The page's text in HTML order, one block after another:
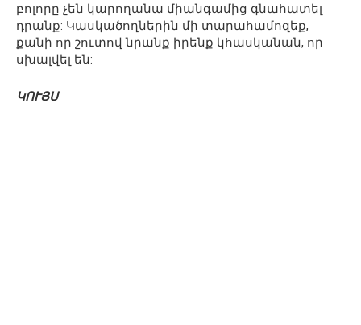
բոլորը չեն կարողանա միանգամից գնահատել
դրանք: Կասկածողներին մի տարահամոզեք,
քանի որ շուտով նրանք իրենք կհասկանան, որ
սխալվել են:
ԿՈՒՅՍ